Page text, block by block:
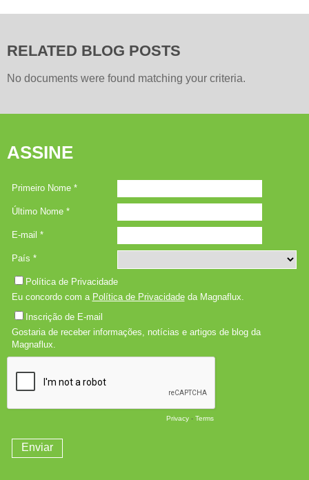
RELATED BLOG POSTS
No documents were found matching your criteria.
ASSINE